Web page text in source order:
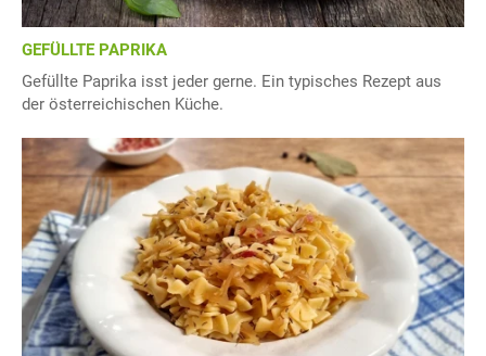
GEFÜLLTE PAPRIKA
Gefüllte Paprika isst jeder gerne. Ein typisches Rezept aus
der österreichischen Küche.